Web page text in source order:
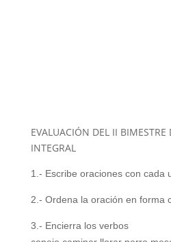
EVALUACIÓN DEL II
INTEGRAL
1.- Escribe oraciones con cada
2.- Ordena la oración en forma
3.- Encierra los verbos